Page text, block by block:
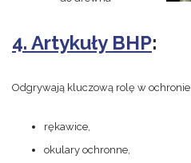
4. Artykuły BHP:
Odgrywają kluczową rolę w
rękawice,
okulary ochronne,